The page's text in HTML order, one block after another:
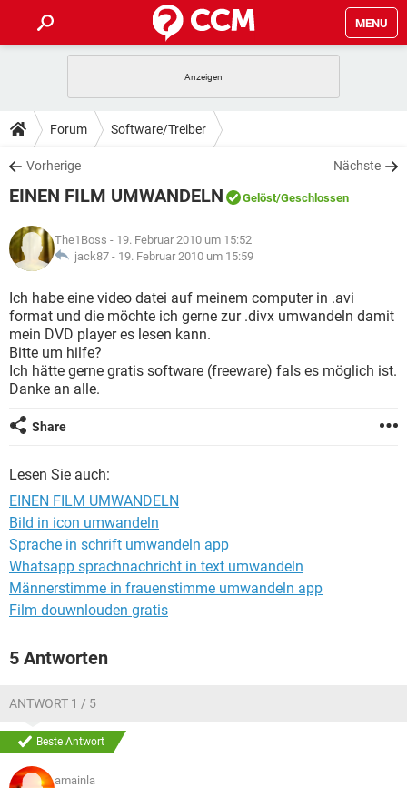
MENU
ANDROID IOS
WINDOWS 10
WHATSAPP TIKTOK
FACEBOOK
TIPPS & TRICKS
SPIELE
WHATSAPP TIKTOK
FACEBOOK
DOWNLOADS
SPIELE STREAMING
ANDROID
WINDOWS 10 INSTAGRAM
WHATSAPP TIKTOK
FACEBOOK HARDWARE
SPIELE STREAMING
ANDROID
WINDOWS 10 INSTAGRAM
WHATSAPP
FACEBOOK HARDWARE
LEXIKON
SPIELE STREAMING
ANDROID IOS
WINDOWS 10
WHATSAPP
FACEBOOK
Forum Software/Treiber
Vorherige Nächste
EINEN FILM UMWANDELN Gelöst/Geschlossen
The1Boss - 19. Februar 2010 um 15:52
jack87 - 19. Februar 2010 um 15:59
Ich habe eine video datei auf meinem computer in .avi
format und die möchte ich gerne zur .divx umwandeln damit
mein DVD player es lesen kann.
Bitte um hilfe?
Ich hätte gerne gratis software (freeware) fals es möglich ist.
Danke an alle.
Share
Lesen Sie auch:
EINEN FILM UMWANDELN
Bild in icon umwandeln
Sprache in schrift umwandeln app
Whatsapp sprachnachricht in text umwandeln
Männerstimme in frauenstimme umwandeln app
Film douwnlouden gratis
5 Antworten
ANTWORT 1 / 5
Beste Antwort
amainla